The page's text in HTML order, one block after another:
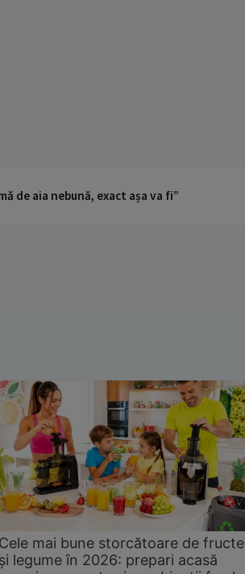
de aia nebună, exact așa va fi”
Cele mai bune storcătoare de fructe
și legume în 2026: prepari acasă